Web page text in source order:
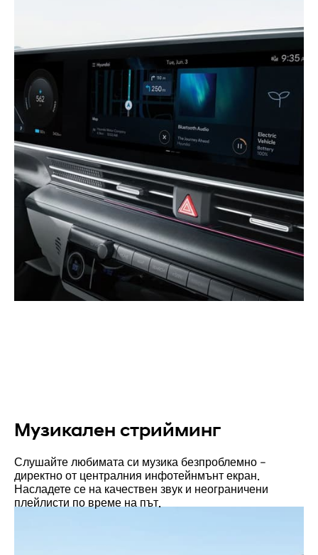
Музикален стрийминг
Слушайте любимата си музика безпроблемно –
директно от централния инфотейнмънт екран.
Насладете се на качествен звук и неограничени
плейлисти по време на път.